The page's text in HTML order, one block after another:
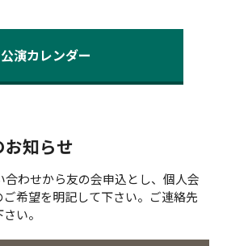
公演カレンダー
知らせ
合わせから友の会申込とし、個人会
希望を明記して下さい。ご連絡先
い。